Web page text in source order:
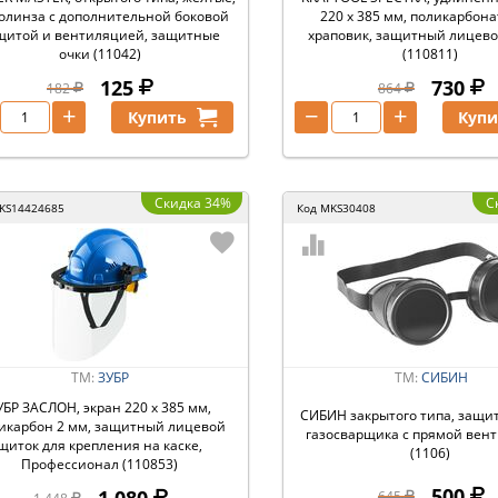
с дополнительной боковой
и вентиляцией, защитные
очки (11042)
182
125
+ Купить
220 х 385 мм,
храповик, защитный
(110811)
864
730
+
−
Скидка 34%
ТМ:ЗУБР
ЗАСЛОН, экран 220 х 385 мм,
2 мм, защитный лицевой
для крепления на каске,
Профессионал (110853)
Код MKS30408
ТМ: СИБИН
СИБИН закрытого типа,
газосварщика с прямой
(1106)